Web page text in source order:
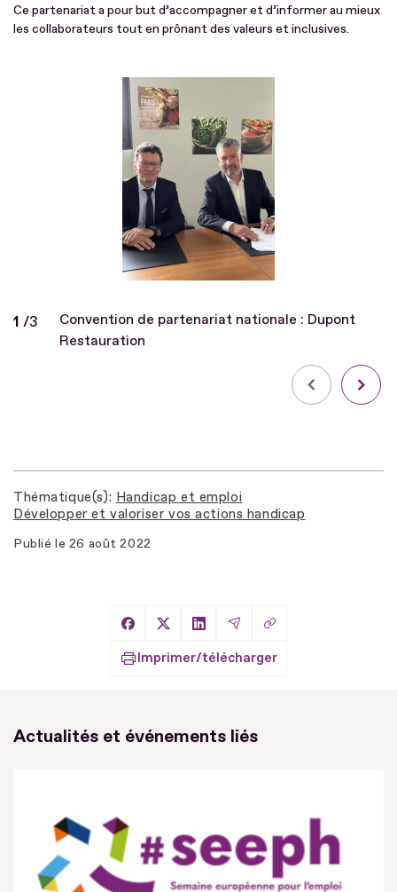
Ce partenariat a pour but d’accompagner et d’informer au mieux
les collaborateurs tout en prônant des valeurs et inclusives.
Fichier
Convention de partenariat nationale : Dupont
Restauration
Diapo
1 /sur
3
Thématique(s) Handicap et emploi
Développer et valoriser vos actions handicap
Publié le 26 août 2022
Partager sur Facebook
Partager sur X
Partager sur LinkedIn
Partager par Email
Copier le lien
Imprimer/télécharger
Actualités et événements liés